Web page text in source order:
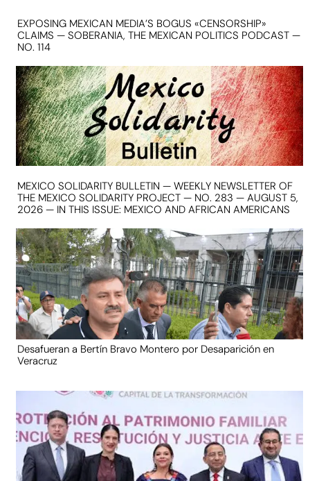
EXPOSING MEXICAN MEDIA’S BOGUS «CENSORSHIP»
CLAIMS — SOBERANIA, THE MEXICAN POLITICS PODCAST —
NO. 114
MEXICO SOLIDARITY BULLETIN — WEEKLY NEWSLETTER OF
THE MEXICO SOLIDARITY PROJECT — NO. 283 — AUGUST 5,
2026 — IN THIS ISSUE: MEXICO AND AFRICAN AMERICANS
Desafueran a Bertín Bravo Montero por Desaparición en
Veracruz